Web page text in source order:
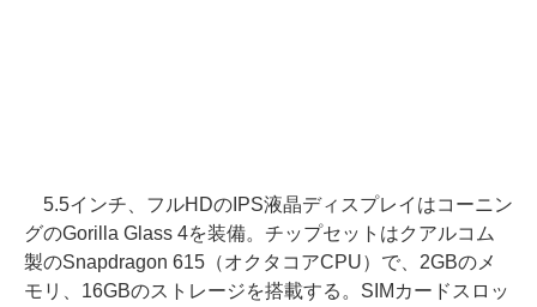
5.5インチ、フルHDのIPS液晶ディスプレイはコーニン
グのGorilla Glass 4を装備。チップセットはクアルコム
製のSnapdragon 615（オクタコアCPU）で、2GBのメ
モリ、16GBのストレージを搭載する。SIMカードスロッ